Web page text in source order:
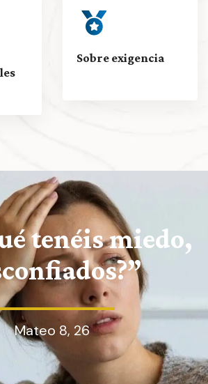
Sobre exigencia
tenéis miedo,
Mateo 8, 26